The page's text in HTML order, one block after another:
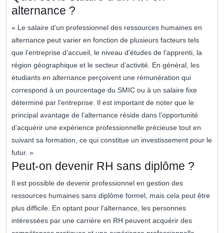
alternance ?
« Le salaire d’un professionnel des ressources humaines en
alternance peut varier en fonction de plusieurs facteurs tels
que l’entreprise d’accueil, le niveau d’études de l’apprenti, la
région géographique et le secteur d’activité. En général, les
étudiants en alternance perçoivent une rémunération qui
correspond à un pourcentage du SMIC ou à un salaire fixe
déterminé par l’entreprise. Il est important de noter que le
principal avantage de l’alternance réside dans l’opportunité
d’acquérir une expérience professionnelle précieuse tout en
suivant sa formation, ce qui constitue un investissement pour le
futur. »
Peut-on devenir RH sans diplôme ?
Il est possible de devenir professionnel en gestion des
ressources humaines sans diplôme formel, mais cela peut être
plus difficile. En optant pour l’alternance, les personnes
intéressées par une carrière en RH peuvent acquérir des